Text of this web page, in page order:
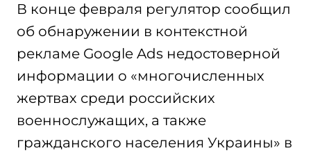
В конце февраля регулятор сообщил
об обнаружении в контекстной
рекламе Google Ads недостоверной
информации о «многочисленных
жертвах среди российских
военнослужащих, а также
гражданского населения Украины» в